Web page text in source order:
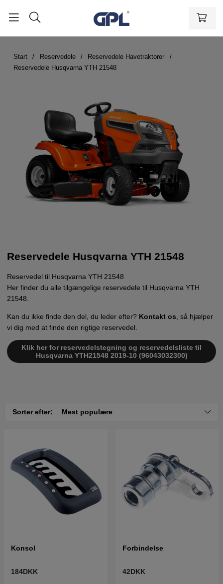
Start Reservedele
Reservedele Havetraktorer
Reservedele Husqvarna YTH 21548
Reservedele Husqvarna YTH 21548
Reservedel til Husqvarna YTH 21548
Her finder du alle tilgængelige reservedele til Husqvarna YTH
21548.
Kan du ikke finde den del, du leder efter? Kontakt os , så hjælper
vi dig med at finde den rigtige reservedel.
Klik her for reservedelstegning og reservedelsliste til
Husqvarna YTH21548 2019-10 (96043032300)
Sorter efter: Mest populære
Konsol
184DKK
Forbindelse
42DKK